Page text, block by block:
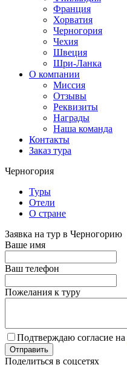
Франция
Хорватия
Черногория
Чехия
Швеция
Шри-Ланка
О компании
Миссия
Отзывы
Реквизиты
Награды
Наша команда
Контакты
Заказ тура
Черногория
Туры
Отели
О стране
Заявка на тур в Черногорию
Ваше имя
Ваш телефон
Пожелания к туру
Подтверждаю согласие на
Поделиться в соцсетях